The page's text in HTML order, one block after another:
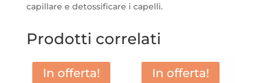
capillare e detossificare i capelli.
Prodotti correlati
In offerta! In offerta!